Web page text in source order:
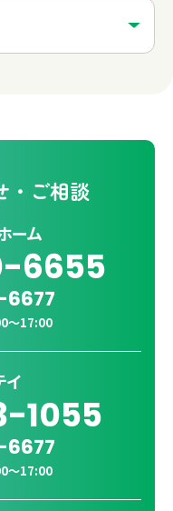
・ご相談
ーム
6655
〜17:00
イ
1055
〜17:00